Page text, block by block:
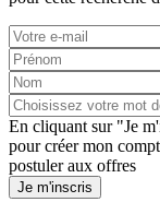
En cliquant sur "Je
pour créer mon
postuler aux offres
Je m'inscris